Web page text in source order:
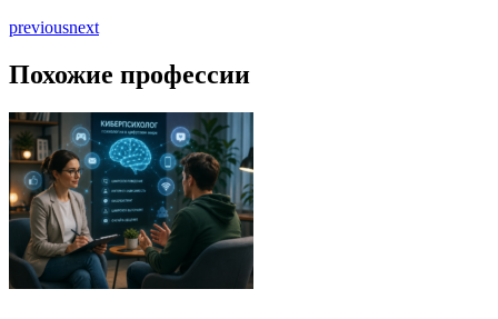
previousnext
Похожие профессии